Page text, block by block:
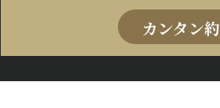
カンタン約